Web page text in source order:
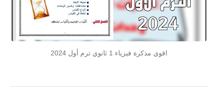
اقوي مذكرة فيزياء 1 ثانوي ترم أول 2024